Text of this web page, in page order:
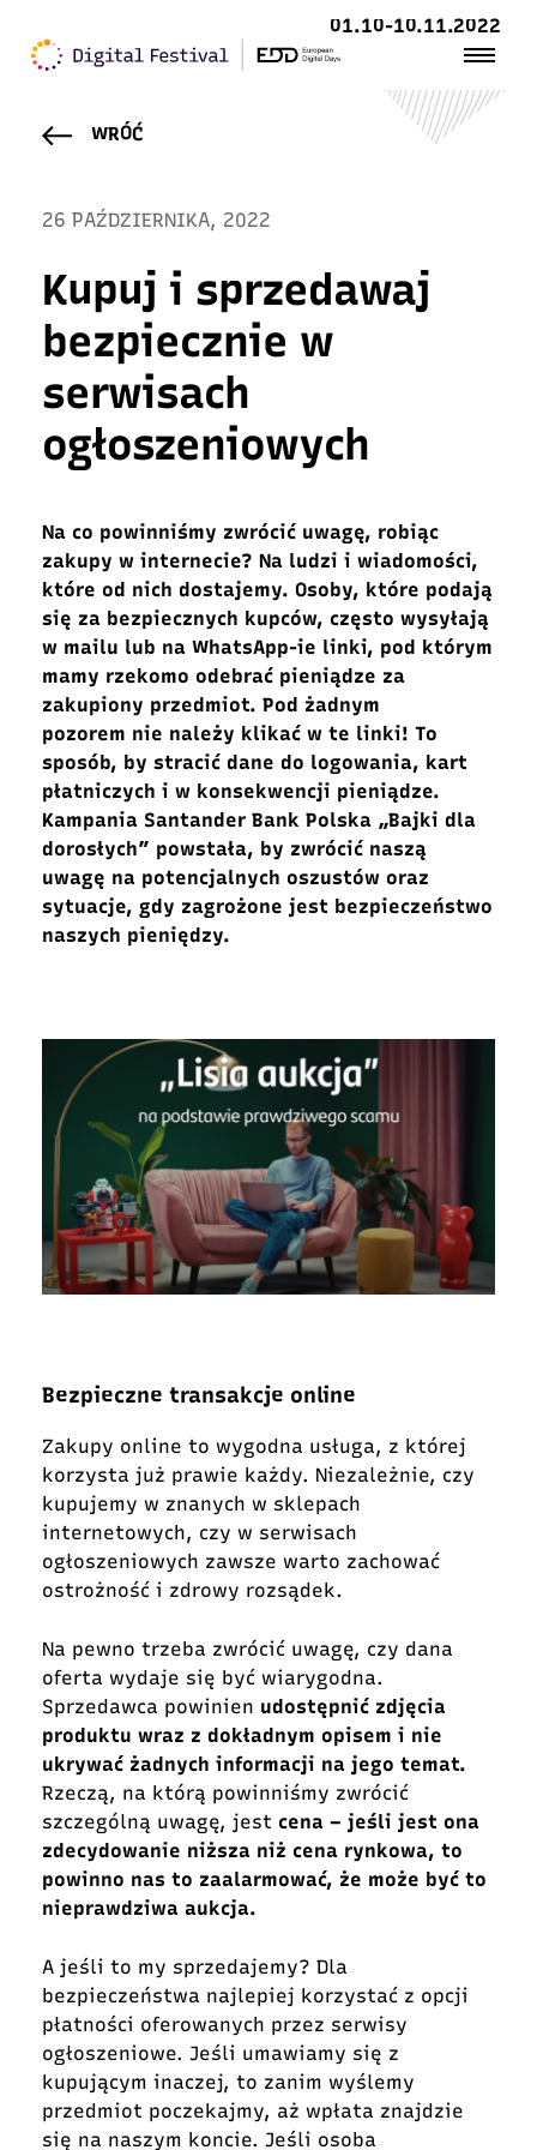
01.10-10.11.2022
WRÓĆ
26 PAŹDZIERNIKA, 2022
Kupuj i sprzedawaj
bezpiecznie w
serwisach
ogłoszeniowych
Na co powinniśmy zwrócić uwagę, robiąc
zakupy w internecie? Na ludzi i wiadomości,
które od nich dostajemy. Osoby, które podają
się za bezpiecznych kupców, często wysyłają
w mailu lub na WhatsApp-ie linki, pod którym
mamy rzekomo odebrać pieniądze za
zakupiony przedmiot. Pod żadnym
pozorem nie należy klikać w te linki! To
sposób, by stracić dane do logowania, kart
płatniczych i w konsekwencji pieniądze.
Kampania Santander Bank Polska „Bajki dla
dorosłych” powstała, by zwrócić naszą
uwagę na potencjalnych oszustów oraz
sytuacje, gdy zagrożone jest bezpieczeństwo
naszych pieniędzy.
Bezpieczne transakcje online
Zakupy online to wygodna usługa, z której
korzysta już prawie każdy. Niezależnie, czy
kupujemy w znanych w sklepach
internetowych, czy w serwisach
ogłoszeniowych zawsze warto zachować
ostrożność i zdrowy rozsądek.
Na pewno trzeba zwrócić uwagę, czy dana
oferta wydaje się być wiarygodna.
Sprzedawca powinien udostępnić zdjęcia
produktu wraz z dokładnym opisem i nie
ukrywać żadnych informacji na jego temat.
Rzeczą, na którą powinniśmy zwrócić
szczególną uwagę, jest cena – jeśli jest ona
zdecydowanie niższa niż cena rynkowa, to
powinno nas to zaalarmować, że może być to
nieprawdziwa aukcja.
A jeśli to my sprzedajemy? Dla
bezpieczeństwa najlepiej korzystać z opcji
płatności oferowanych przez serwisy
ogłoszeniowe. Jeśli umawiamy się z
kupującym inaczej, to zanim wyślemy
przedmiot poczekajmy, aż wpłata znajdzie
się na naszym koncie. Jeśli osoba